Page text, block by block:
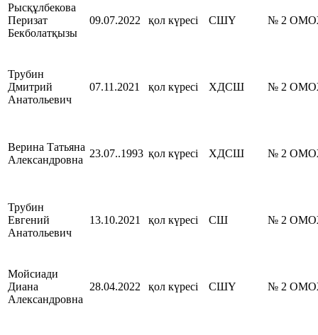
Рысқұлбекова
Перизат
Бекболатқызы
09.07.2022 қол күресі СШҮ № 2
Трубин
Дмитрий
Анатольевич
07.11.2021 қол күресі ХДСШ № 2
Верина Татьяна
Александровна
23.07..1993 қол күресі ХДСШ № 2
Трубин
Евгений
Анатольевич
13.10.2021 қол күресі СШ № 2
Мойсиади
Диана
Александровна
28.04.2022 қол күресі СШҮ № 2